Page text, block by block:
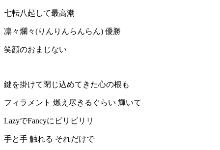
七転八起して最高潮
凛々爛々(りんりんらんらん) 優勝
笑顔のおまじない
鍵を掛けて閉じ込めてきた心の根も
フィラメント 燃え尽きるぐらい 輝いて
LazyでFancyにビリビリリ
手と手 触れる それだけで